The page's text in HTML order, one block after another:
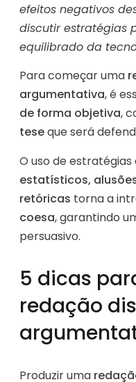
efeitos negativos
discutir estratégias
equilibrado da
Para começar uma
argumentativa, é
de forma objetiva,
teseque será
O uso de estratégias
estatísticos,
retóricas torna a
coesa, garantindo
persuasivo.
5 dicas
redação
Produzir uma